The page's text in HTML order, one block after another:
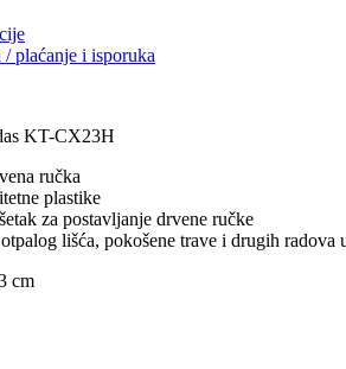
plaćanje i isporuka
KT-CX23H
ručka
plastike
za postavljanje drvene ručke
lišća, pokošene trave i drugih radova
cm